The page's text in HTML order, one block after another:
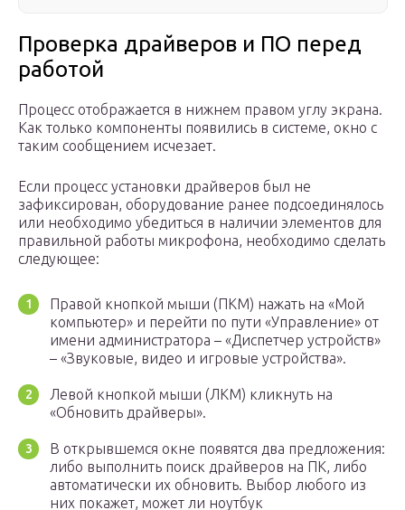
Проверка драйверов и ПО перед
работой
Процесс отображается в нижнем правом углу экрана.
Как только компоненты появились в системе, окно с
таким сообщением исчезает.
Если процесс установки драйверов был не
зафиксирован, оборудование ранее подсоединялось
или необходимо убедиться в наличии элементов для
правильной работы микрофона, необходимо сделать
следующее:
Правой кнопкой мыши (ПКМ) нажать на «Мой
компьютер» и перейти по пути «Управление» от
имени администратора – «Диспетчер устройств»
– «Звуковые, видео и игровые устройства».
Левой кнопкой мыши (ЛКМ) кликнуть на
«Обновить драйверы».
В открывшемся окне появятся два предложения:
либо выполнить поиск драйверов на ПК, либо
автоматически их обновить. Выбор любого из
них покажет, может ли ноутбук